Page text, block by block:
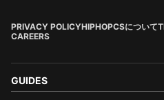
PRIVACY POLICYHIPHOPCSについて
CAREERS
GUIDES